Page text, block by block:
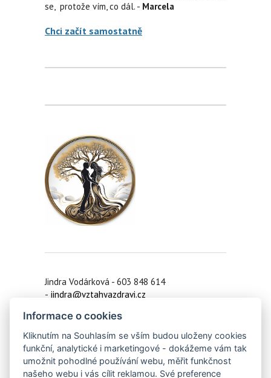
se, protože vím, co dál. - Marcela
Chci začít samostatně
Jindra Vodárková - 603 848 614
- jindra@vztahyazdravi.cz
Praha 6 / Koučink on-line
/ Ledeč nad Sázavou/ Vlašim
IČO: 42910391
Informace o cookies
Kliknutím na Souhlasím se vším budou uloženy cookies
funkční, analytické i marketingové - dokážeme vám tak
umožnit pohodlné používání webu, měřit funkčnost
našeho webu i vás cílit reklamou. Své preference